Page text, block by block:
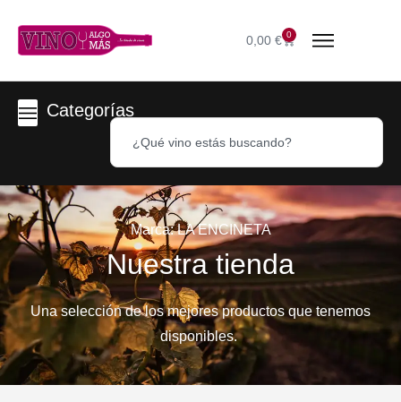
0,00 € 0
Categorías
Marca: LA ENCINETA
Nuestra tienda
Una selección de los mejores productos que tenemos
disponibles.